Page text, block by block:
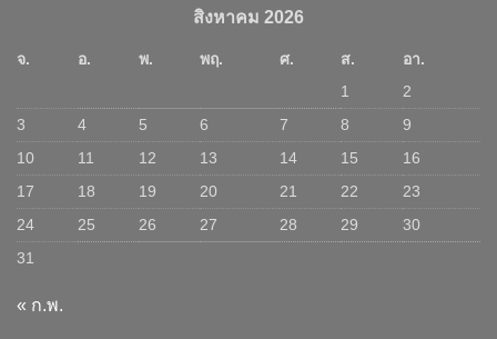
สิงหาคม 2026
จ. อ. พ. พฤ. ศ. ส.
อา.
1
2
3
4 5 6 7 8
9
10
11 12 13 14 15
16
17
18 19 20 21 22
23
24
25 26 27 28 29
30
31
« ก.พ.